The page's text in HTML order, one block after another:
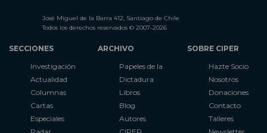
José Miguel de la Barra 412, Santiago de Chile
Todos los derechos reservados © 2007-2026
SECCIONES
Investigación
Actualidad
Columnas
Cartas
Especiales
ARCHIVO
Papeles de la
Dictadura
Libros
Blog
Autores
SOBRE CIPER
Hazte Socio
Nosotros
Donaciones
Contacto
Talleres